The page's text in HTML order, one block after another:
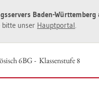
Baden-Würt­tem­berg
bitte unser Haupt­por­tal.
6BG - Klas­sen­stu­fe 8